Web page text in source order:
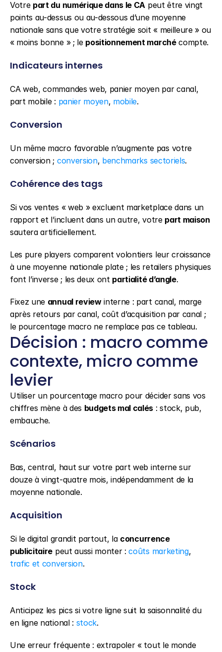
Votre part du numérique dans le CA peut être vingt
points au-dessus ou au-dessous d’une moyenne
nationale sans que votre stratégie soit « meilleure » ou
« moins bonne » ; le positionnement marché compte.
Indicateurs internes
CA web, commandes web, panier moyen par canal,
part mobile : panier moyen, mobile.
Conversion
Un même macro favorable n’augmente pas votre
conversion ; conversion, benchmarks sectoriels.
Cohérence des tags
Si vos ventes « web » excluent marketplace dans un
rapport et l’incluent dans un autre, votre part maison
sautera artificiellement.
Les pure players comparent volontiers leur croissance
à une moyenne nationale plate ; les retailers physiques
font l’inverse ; les deux ont partialité d’angle.
Fixez une annual review interne : part canal, marge
après retours par canal, coût d’acquisition par canal ;
le pourcentage macro ne remplace pas ce tableau.
Décision : macro comme
contexte, micro comme
levier
Utiliser un pourcentage macro pour décider sans vos
chiffres mène à des budgets mal calés : stock, pub,
embauche.
Scénarios
Bas, central, haut sur votre part web interne sur
douze à vingt-quatre mois, indépendamment de la
moyenne nationale.
Acquisition
Si le digital grandit partout, la concurrence
publicitaire peut aussi monter : coûts marketing
trafic et conversion.
Stock
Anticipez les pics si votre ligne suit la saisonnalité du
en ligne national : stock.
Une erreur fréquente : extrapoler « tout le monde